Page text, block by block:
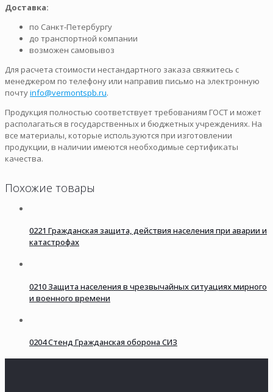
Доставка:
по Санкт-Петербургу
до транспортной компании
возможен самовывоз
Для расчета стоимости нестандартного заказа свяжитесь с
менеджером по телефону или направив письмо на электронную
почтуinfo@vermontspb.ru.
Продукция полностью соответствует требованиям ГОСТ и может
располагаться в государственных и бюджетных учреждениях. На
все материалы, которые используются при изготовлении
продукции, в наличии имеются необходимые сертификаты
качества.
Похожие товары
0221 Гражданская защита, действия населения при аварии и
катастрофах
0210 Защита населения в чрезвычайных ситуациях мирного
и военного времени
0204 Стенд Гражданская оборона СИЗ